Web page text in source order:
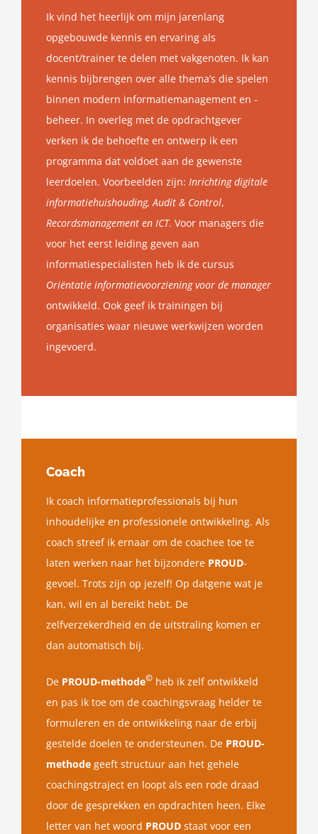
Ik vind het heerlijk om mijn jarenlang
opgebouwde kennis en ervaring als
docent/trainer te delen met vakgenoten. Ik kan
kennis bijbrengen over alle thema’s die spelen
binnen modern informatiemanagement en -
beheer. In overleg met de opdrachtgever
verken ik de behoefte en ontwerp ik een
programma dat voldoet aan de gewenste
leerdoelen. Voorbeelden zijn: Inrichting digitale
informatiehuishouding, Audit & Control,
Recordsmanagement en ICT. Voor managers die
voor het eerst leiding geven aan
informatiespecialisten heb ik de cursus
Oriëntatie informatievoorziening voor de manager
ontwikkeld. Ook geef ik trainingen bij
organisaties waar nieuwe werkwijzen worden
ingevoerd.
Coach
Ik coach informatieprofessionals bij hun
inhoudelijke en professionele ontwikkeling. Als
coach streef ik ernaar om de coachee toe te
laten werken naar het bijzondere PROUD-
gevoel. Trots zijn op jezelf! Op datgene wat je
kan, wil en al bereikt hebt. De
zelfverzekerdheid en de uitstraling komen er
dan automatisch bij.
De PROUD-methode© heb ik zelf ontwikkeld
en pas ik toe om de coachingsvraag helder te
formuleren en de ontwikkeling naar de erbij
gestelde doelen te ondersteunen. De PROUD-
methode geeft structuur aan het gehele
coachingstraject en loopt als een rode draad
door de gesprekken en opdrachten heen. Elke
letter van het woord PROUD staat voor een